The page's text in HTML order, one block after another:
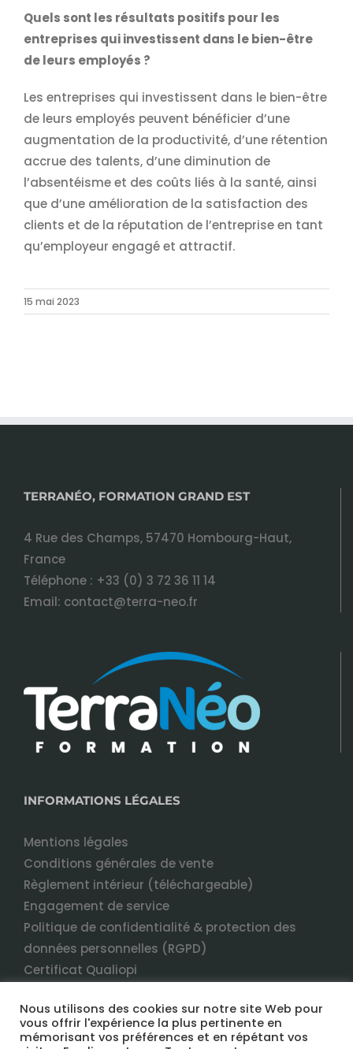
Quels sont les résultats positifs pour les
entreprises qui investissent dans le bien-être
de leurs employés ?
Les entreprises qui investissent dans le bien-être
de leurs employés peuvent bénéficier d’une
augmentation de la productivité, d’une rétention
accrue des talents, d’une diminution de
l’absentéisme et des coûts liés à la santé, ainsi
que d’une amélioration de la satisfaction des
clients et de la réputation de l’entreprise en tant
qu’employeur engagé et attractif.
15 mai 2023
TERRANÉO, FORMATION GRAND EST
4 Rue des Champs, 57470 Hombourg-Haut,
France
Téléphone : +33 (0) 3 72 36 11 14
Email: contact@terra-neo.fr
INFORMATIONS LÉGALES
Mentions légales
Conditions générales de vente
Règlement intérieur (téléchargeable)
Engagement de service
Politique de confidentialité & protection des
données personnelles (RGPD)
Certificat Qualiopi
Nous utilisons des cookies sur notre site Web pour
vous offrir l'expérience la plus pertinente en
mémorisant vos préférences et en répétant vos